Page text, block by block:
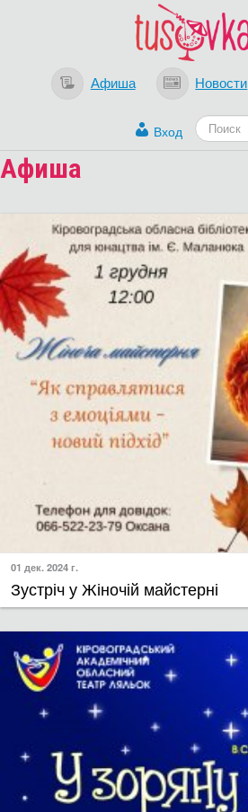
Афиша Новости
Вход
Афиша
01 дек. 2024 г.
Зустріч у Жіночій майстерні
Загрузка...